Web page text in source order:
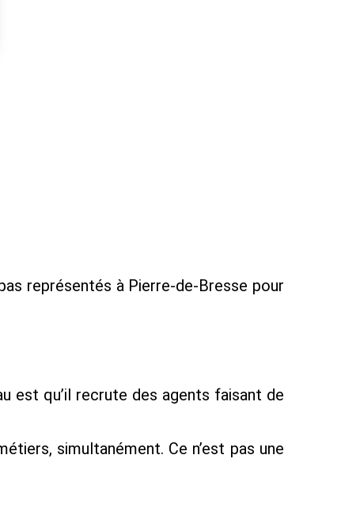
représentés à Pierre-de-Bresse pour
est qu’il recrute des agents faisant de
simultanément. Ce n’est pas une